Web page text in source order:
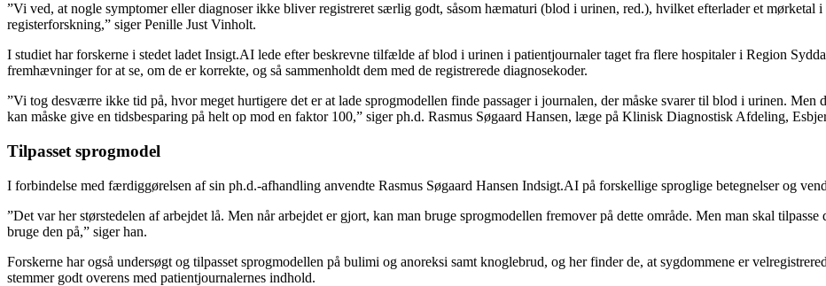
”Vi ved, at nogle symptomer eller diagnoser ikke bliver registreret særlig godt, såsom hæmaturi (blod i urinen, red.), hvilket efterlader et mørketal
registerforskning,” siger Penille Just Vinholt.
I studiet har forskerne i stedet ladet Insigt.AI lede efter beskrevne tilfælde af blod i urinen i patientjournaler taget fra flere hospitaler i Region
fremhævninger for at se, om de er korrekte, og så sammenholdt dem med de registrerede diagnosekoder.
”Vi tog desværre ikke tid på, hvor meget hurtigere det er at lade sprogmodellen finde passager i journalen, der måske svarer til blod i urinen. Men
kan måske give en tidsbesparing på helt op mod en faktor 100,” siger ph.d. Rasmus Søgaard Hansen, læge på Klinisk Diagnostisk Afdeling,
Tilpasset sprogmodel
I forbindelse med færdiggørelsen af sin ph.d.-afhandling anvendte Rasmus Søgaard Hansen Indsigt.AI på forskellige sproglige betegnelser og
”Det var her størstedelen af arbejdet lå. Men når arbejdet er gjort, kan man bruge sprogmodellen fremover på dette område. Men man skal
bruge den på,” siger han.
Forskerne har også undersøgt og tilpasset sprogmodellen på bulimi og anoreksi samt knoglebrud, og her finder de, at sygdommene er
stemmer godt overens med patientjournalernes indhold.